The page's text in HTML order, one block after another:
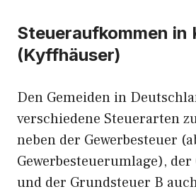
Steueraufkommen in
(Kyffhäuser)
Den Gemeiden in
verschiedene Steuerarten
neben der Gewerbesteuer
Gewerbesteuerumlage),
und der Grundsteuer B